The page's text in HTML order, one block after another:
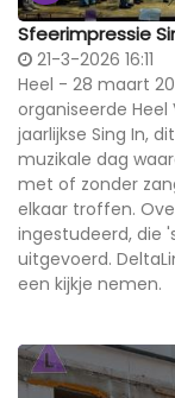
Sfeerimpressie
21-3-2026 16:11
Heel - 28 maart
organiseerde Heel
jaarlijkse Sing In,
muzikale dag
met of zonder
elkaar troffen.
ingestudeerd, die
uitgevoerd.
een kijkje nemen.